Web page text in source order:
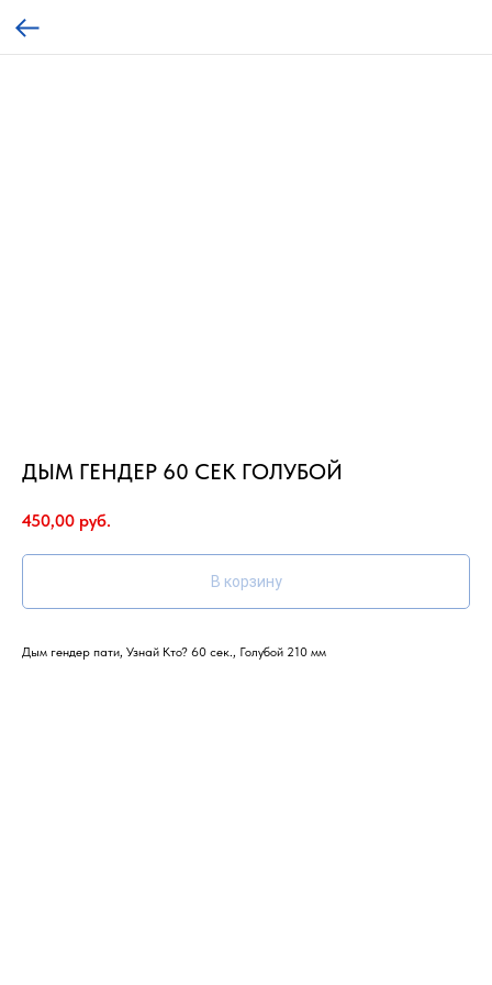
ДЫМ ГЕНДЕР 60 СЕК ГОЛУБОЙ
450,00 руб.
В корзину
Дым гендер пати, Узнай Кто? 60 сек., Голубой 210 мм